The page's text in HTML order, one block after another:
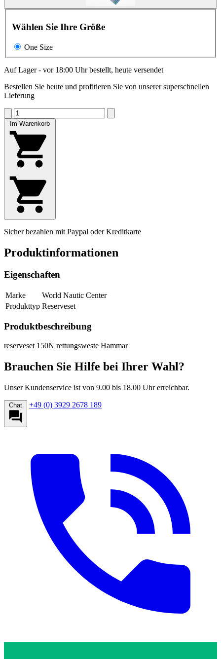
Wählen Sie Ihre Größe
One Size
Auf Lager - vor 18:00 Uhr bestellt, heute versendet
Bestellen Sie heute und profitieren Sie von unserer superschnellen
Lieferung
Im Warenkorb
Sicher bezahlen mit Paypal oder Kreditkarte
Produktinformationen
Eigenschaften
Marke
World Nautic Center
Produkttyp Reserveset
Produktbeschreibung
reserveset 150N rettungsweste Hammar
Brauchen Sie Hilfe bei Ihrer Wahl?
Unser Kundenservice ist von 9.00 bis 18.00 Uhr erreichbar.
Chat +49 (0) 3929 2678 189